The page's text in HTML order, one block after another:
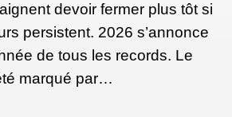
devoir fermer plus tôt si
persistent. 2026 s’annonce
de tous les records. Le
marqué par…